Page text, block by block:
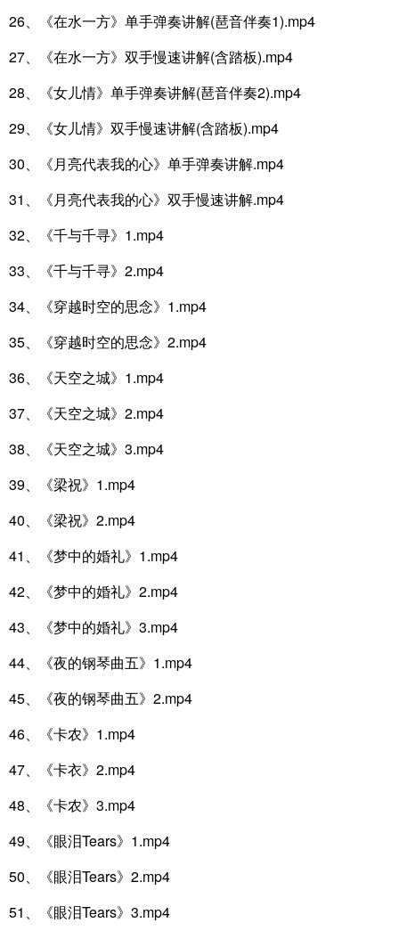
26、《在水一方》单手弹奏讲解(琶音伴奏1).mp4
27、《在水一方》双手慢速讲解(含踏板).mp4
28、《女儿情》单手弹奏讲解(琶音伴奏2).mp4
29、《女儿情》双手慢速讲解(含踏板).mp4
30、《月亮代表我的心》单手弹奏讲解.mp4
31、《月亮代表我的心》双手慢速讲解.mp4
32、《千与千寻》1.mp4
33、《千与千寻》2.mp4
34、《穿越时空的思念》1.mp4
35、《穿越时空的思念》2.mp4
36、《天空之城》1.mp4
37、《天空之城》2.mp4
38、《天空之城》3.mp4
39、《梁祝》1.mp4
40、《梁祝》2.mp4
41、《梦中的婚礼》1.mp4
42、《梦中的婚礼》2.mp4
43、《梦中的婚礼》3.mp4
44、《夜的钢琴曲五》1.mp4
45、《夜的钢琴曲五》2.mp4
46、《卡农》1.mp4
47、《卡衣》2.mp4
48、《卡农》3.mp4
49、《眼泪Tears》1.mp4
50、《眼泪Tears》2.mp4
51、《眼泪Tears》3.mp4